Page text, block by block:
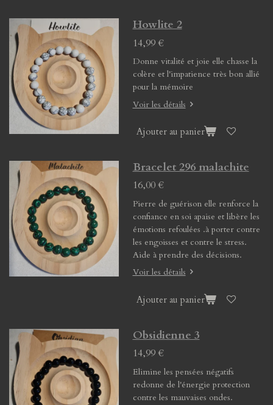
Howlite 2
14,99 €
Donne vitalité et joie elle chasse la
colère et l'impatience très bon allié
pour la mémoire
Voir les détails
Ajouter au panier
Bracelet 296 malachite
16,00 €
Pierre de guérison elle renforce la
confiance en soi apaise et libère les
émotions refoulées .à porter contre
les engoisses et contre le stress.
Aide à prendre des décisions.
Voir les détails
Ajouter au panier
Obsidienne 3
14,99 €
Elimine les pensées négatifs
redonne de l'énergie protection
contre les mauvaises ondes.